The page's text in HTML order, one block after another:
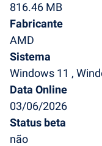
816.46 MB
Fabricante
AMD
Sistema
Windows 11 ,
Data Online
03/06/2026
Status beta
não